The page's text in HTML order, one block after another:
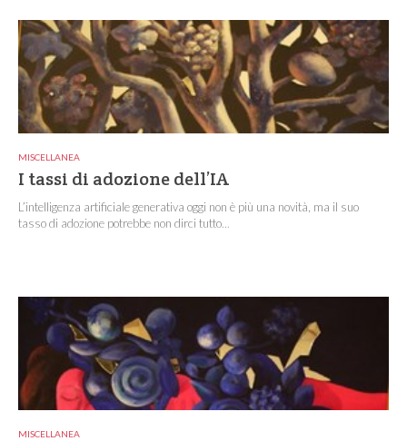
MISCELLANEA
I tassi di adozione dell’IA
L’intelligenza artificiale generativa oggi non è più una novità, ma il suo
tasso di adozione potrebbe non dirci tutto...
MISCELLANEA